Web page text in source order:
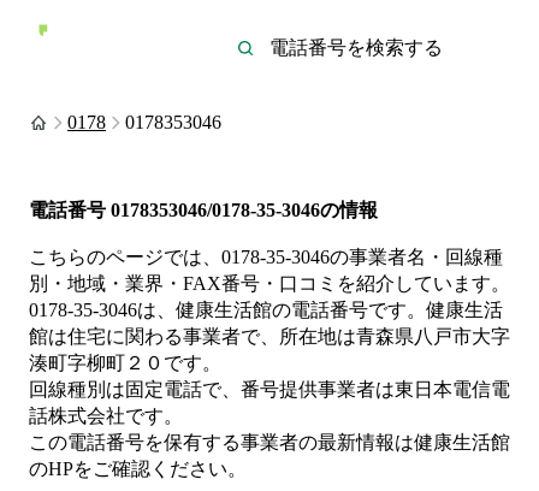
0178 0178353046
電話番号 0178353046/0178-35-3046の情報
こちらのページでは、 0178-35-3046の事業者名・回線種
別・地域・業界・FAX番号・口コミを紹介しています。
0178-35-3046は、 健康生活館の電話番号です。 健康生活
館は住宅に関わる事業者で、所在地は青森県八戸市大字
湊町字柳町２０ です。
回線種別は固定電話で、番号提供事業者は東日本電信電
話株式会社です。
この電話番号を保有する事業者の最新情報は健康生活館
のHPをご確認ください。